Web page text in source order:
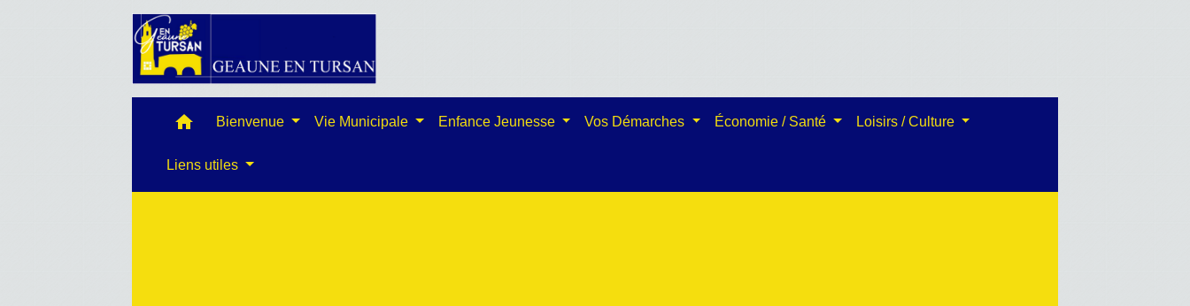
home Bienvenue Vie Municipale Enfance Jeunesse Vos Démarches Économie / Santé Loisirs / Culture
Liens utiles